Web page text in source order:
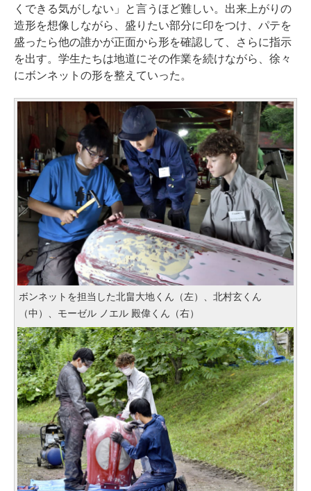
くできる気がしない」と言うほど難しい。出来上がりの
造形を想像しながら、盛りたい部分に印をつけ、パテを
盛ったら他の誰かが正面から形を確認して、さらに指示
を出す。学生たちは地道にその作業を続けながら、徐々
にボンネットの形を整えていった。
ボンネットを担当した北畠大地くん（左）、北村玄くん
（中）、モーゼル ノエル 殿偉くん（右）